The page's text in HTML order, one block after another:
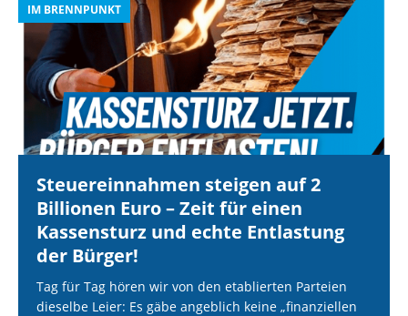
IM BRENNPUNKT
Steuereinnahmen steigen auf 2
Billionen Euro – Zeit für einen
Kassensturz und echte Entlastung
der Bürger!
Tag für Tag hören wir von den etablierten Parteien
dieselbe Leier: Es gäbe angeblich keine „finanziellen